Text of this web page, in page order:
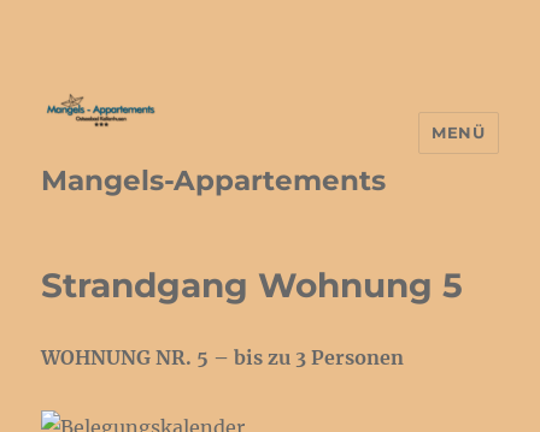
Mangels-Appartements
MENÜ
Strandgang Wohnung 5
WOHNUNG NR. 5 – bis zu 3 Personen